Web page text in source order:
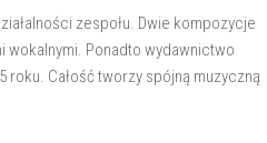
zespołu. Dwie kompozycje
wokalnymi. Ponadto wydawnictwo
roku. Całość tworzy spójną muzyczną